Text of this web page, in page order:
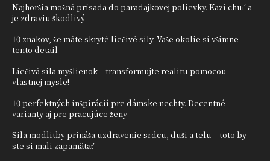
Najhoršia možná prísada do paradajkovej polievky. Kazí chuť a
je zdraviu škodlivý
10 znakov, že máte skryté liečivé sily. Vaše okolie si všimne
tento detail
Liečivá sila myšlienok – transformujte realitu pomocou
vlastnej mysle!
10 perfektných inšpirácií pre dámske nechty. Decentné
varianty aj pre pracujúce ženy
Sila modlitby prináša uzdravenie srdcu, duši a telu – toto by
ste si mali zapamätať